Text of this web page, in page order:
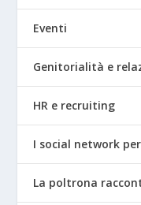
Eventi
Genitorialità e
HR e recruiting
I social network
La poltrona